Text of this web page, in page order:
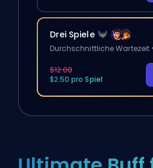
Drei Spiele
Durchschnittliche Wartezeit
$12.00
$2.50 pro Spiel